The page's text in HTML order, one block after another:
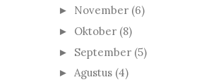
► November (6)
► Oktober (8)
► September (5)
► Agustus (4)